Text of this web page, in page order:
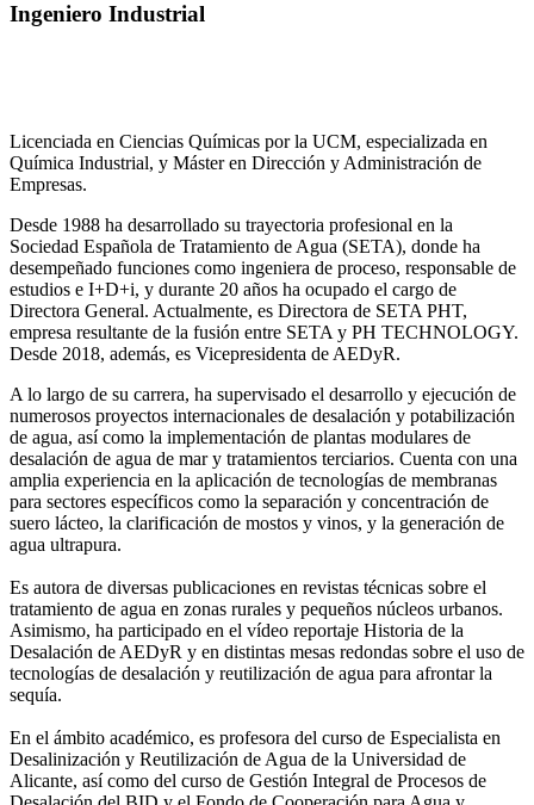
Ingeniero Industrial
Licenciada en Ciencias Químicas por la UCM, especializada en
Química Industrial, y Máster en Dirección y Administración de
Empresas.
Desde 1988 ha desarrollado su trayectoria profesional en la
Sociedad Española de Tratamiento de Agua (SETA), donde ha
desempeñado funciones como ingeniera de proceso, responsable de
estudios e I+D+i, y durante 20 años ha ocupado el cargo de
Directora General. Actualmente, es Directora de SETA PHT,
empresa resultante de la fusión entre SETA y PH TECHNOLOGY.
Desde 2018, además, es Vicepresidenta de AEDyR.
A lo largo de su carrera, ha supervisado el desarrollo y ejecución de
numerosos proyectos internacionales de desalación y potabilización
de agua, así como la implementación de plantas modulares de
desalación de agua de mar y tratamientos terciarios. Cuenta con una
amplia experiencia en la aplicación de tecnologías de membranas
para sectores específicos como la separación y concentración de
suero lácteo, la clarificación de mostos y vinos, y la generación de
agua ultrapura.
Es autora de diversas publicaciones en revistas técnicas sobre el
tratamiento de agua en zonas rurales y pequeños núcleos urbanos.
Asimismo, ha participado en el vídeo reportaje Historia de la
Desalación de AEDyR y en distintas mesas redondas sobre el uso de
tecnologías de desalación y reutilización de agua para afrontar la
sequía.
En el ámbito académico, es profesora del curso de Especialista en
Desalinización y Reutilización de Agua de la Universidad de
Alicante, así como del curso de Gestión Integral de Procesos de